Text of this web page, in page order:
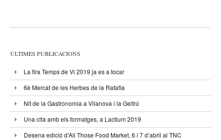
ÚLTIMES PUBLICACIONS
La fira Temps de Vi 2019 ja es a tocar
6è Mercat de les Herbes de la Ratafia
Nit de la Gastronomia a Vilanova i la Geltrú
Una cita amb els formatges, a Lactium 2019
Desena edició d’All Those Food Market, 6 i 7 d’abril al TNC